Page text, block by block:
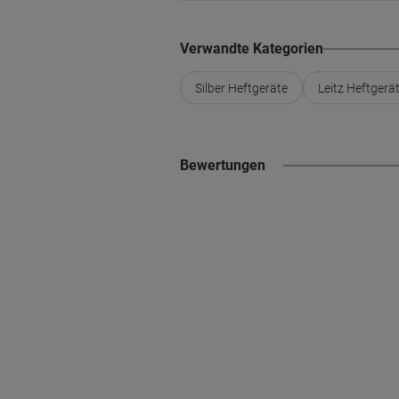
Verwandte Kategorien
Silber Heftgeräte Leitz
Bewertungen